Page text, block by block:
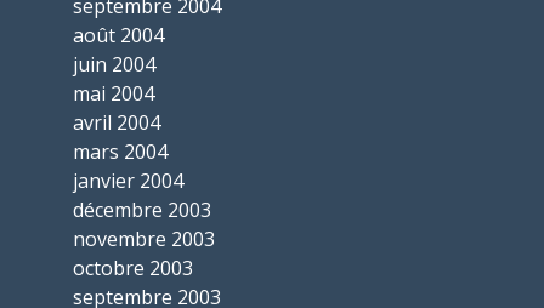
septembre 2004
août 2004
juin 2004
mai 2004
avril 2004
mars 2004
janvier 2004
décembre 2003
novembre 2003
octobre 2003
septembre 2003